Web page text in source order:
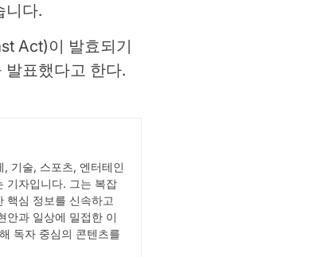
니다.
Act)이 발효되기
표했다고 한다.
기술, 스포츠, 엔터테인
기자입니다. 그는 복잡
핵심 정보를 신속하고
안과 일상에 밀접한 이
독자 중심의 콘텐츠를